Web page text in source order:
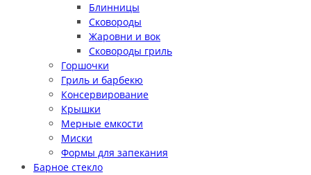
Блинницы
Сковороды
Жаровни и вок
Сковороды гриль
Горшочки
Гриль и барбекю
Консервирование
Крышки
Мерные емкости
Миски
Формы для запекания
Барное стекло